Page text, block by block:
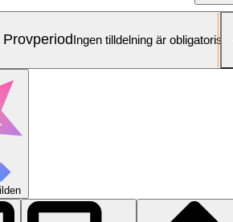
Ingen tilldelning är obligatorisk